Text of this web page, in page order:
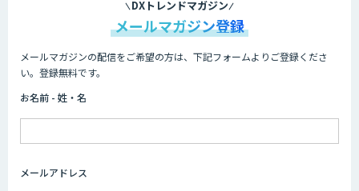
Dify開発支援
DXトレンドマガジン
メールマガジン登録
メールマガジンの配信をご希望の方は、下記フォームよりご登録くださ
い。登録無料です。
お名前 - 姓・名
メールアドレス